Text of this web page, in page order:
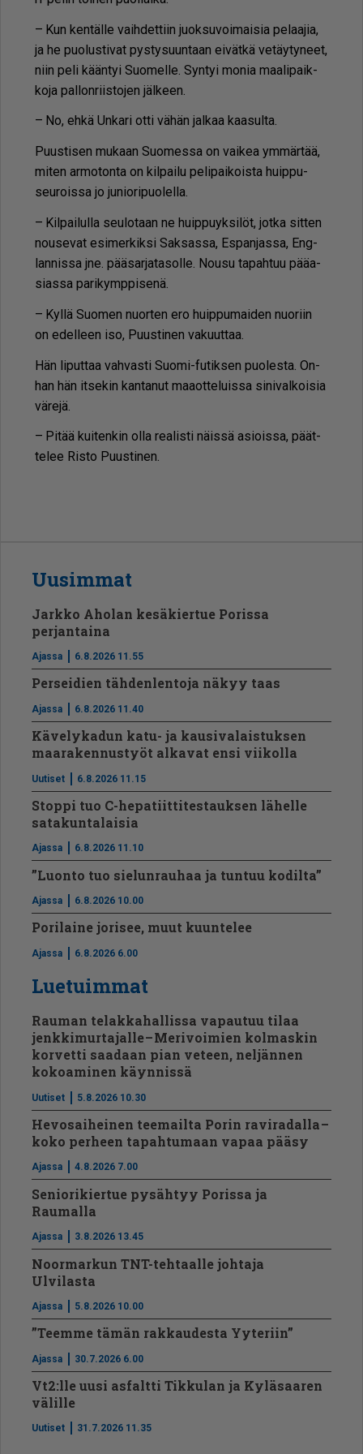
– Kun ken­täl­le vaih­det­tiin juok­su­voi­mai­sia pe­laa­jia,
ja he puo­lus­ti­vat pys­ty­suun­taan ei­vät­kä ve­täy­ty­neet,
niin peli kään­tyi Suo­mel­le. Syn­tyi mo­nia maa­li­paik­
ko­ja pal­lon­riis­to­jen jäl­keen.
– No, eh­kä Un­ka­ri ot­ti vä­hän jal­kaa kaa­sul­ta.
Puus­ti­sen mu­kaan Suo­mes­sa on vai­kea ym­mär­tää,
mi­ten ar­mo­ton­ta on kil­pai­lu pe­li­pai­kois­ta huip­pu­
seu­rois­sa jo ju­ni­o­ri­puo­lel­la.
– Kil­pai­lul­la seu­lo­taan ne huip­pu­yk­si­löt, jot­ka sit­ten
nou­se­vat esi­mer­kik­si Sak­sas­sa, Es­pan­jas­sa, Eng­
lan­nis­sa jne. pää­sar­ja­ta­sol­le. Nou­su ta­pah­tuu pää­a­
si­as­sa pa­ri­kymp­pi­se­nä.
– Kyl­lä Suo­men nuor­ten ero huip­pu­mai­den nuo­riin
on edel­leen iso, Puus­ti­nen va­kuut­taa.
Hän li­put­taa vah­vas­ti Suo­mi-fu­tik­sen puo­les­ta. On­
han hän it­se­kin kan­ta­nut maa­ot­te­luis­sa si­ni­val­koi­sia
vä­re­jä.
– Pi­tää kui­ten­kin ol­la re­a­lis­ti näis­sä asi­ois­sa, päät­
te­lee Ris­to Puus­ti­nen.
Uusimmat
Jarkko Aholan kesäkiertue Porissa
perjantaina
Ajassa 6.8.2026 11.55
Perseidien tähdenlentoja näkyy taas
Ajassa 6.8.2026 11.40
Kävelykadun katu- ja kausivalaistuksen
maarakennustyöt alkavat ensi viikolla
Uutiset 6.8.2026 11.15
Stoppi tuo C-hepatiit­ti­tes­tauksen lähelle
satakuntalaisia
Ajassa 6.8.2026 11.10
”Luonto tuo sielunrauhaa ja tuntuu kodilta”
Ajassa 6.8.2026 10.00
Porilaine jorisee, muut kuuntelee
Ajassa 6.8.2026 6.00
Luetuimmat
Rauman telakkahallissa vapautuu tilaa
jenkkimurtajalle – Merivoimien kolmaskin
korvetti saadaan pian veteen, neljännen
kokoaminen käynnissä
Uutiset 5.8.2026 10.30
Hevosaiheinen teemailta Porin raviradalla –
koko perheen tapahtumaan vapaa pääsy
Ajassa 4.8.2026 7.00
Seniorikiertue pysähtyy Porissa ja
Raumalla
Ajassa 3.8.2026 13.45
Noormarkun TNT-tehtaalle johtaja
Ulvilasta
Ajassa 5.8.2026 10.00
”Teemme tämän rakkaudesta Yyteriin”
Ajassa 30.7.2026 6.00
Vt2:lle uusi asfaltti Tikkulan ja Kyläsaaren
välille
Uutiset 31.7.2026 11.35